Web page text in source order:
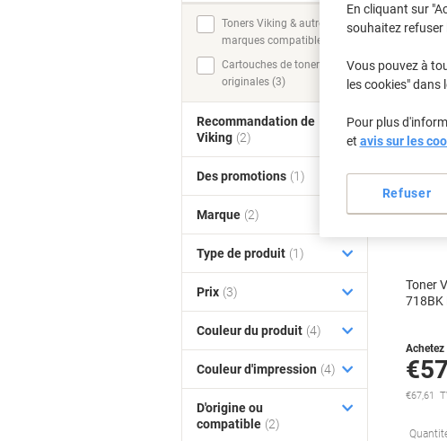
Toner
718BK
Achetez
€67,61
Toners Viking & autres
marques compatibles (4)
Cartouches de toner
originales (3)
Recommandation de
Viking (2)
Des promotions (1)
Marque (2)
Type de produit (1)
Prix (3)
Couleur du produit (4)
Couleur d'impression (4)
D'origine ou
compatible (2)
En cliquant sur
souhaitez refuser
Vous pouvez à
les cookies"
Pour plus
et avis sur les
Refuser